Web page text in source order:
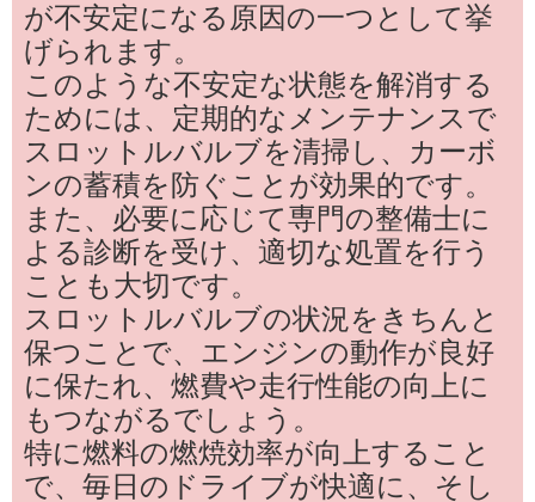
が不安定になる原因の一つとして挙
げられます。
このような不安定な状態を解消する
ためには、定期的なメンテナンスで
スロットルバルブを清掃し、カーボ
ンの蓄積を防ぐことが効果的です。
また、必要に応じて専門の整備士に
よる診断を受け、適切な処置を行う
ことも大切です。
スロットルバルブの状況をきちんと
保つことで、エンジンの動作が良好
に保たれ、燃費や走行性能の向上に
もつながるでしょう。
特に燃料の燃焼効率が向上すること
で、毎日のドライブが快適に、そし